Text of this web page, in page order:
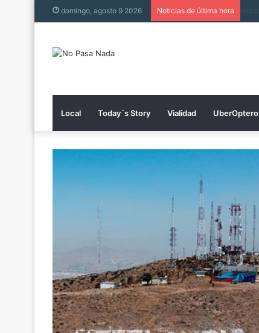
domingo, agosto 9 2026 Noticias de última hora
Local Today´s Story Vialidad UberOptero